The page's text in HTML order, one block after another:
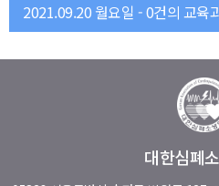
2021.09.20 월요일 - 0건의 교육
대한심폐